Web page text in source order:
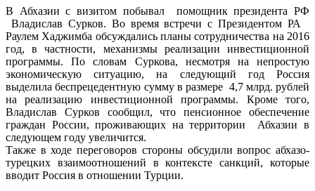
В Абхазии с визитом побывал помощник президента РФ
Владислав Сурков. Во время встречи с Президентом РА
Раулем Хаджимба обсуждались планы сотрудничества на 2016
год, в частности, механизмы реализации инвестиционной
программы. По словам Суркова, несмотря на непростую
экономическую ситуацию, на следующий год Россия
выделила беспрецедентную сумму в размере 4,7 млрд. рублей
на реализацию инвестиционной программы. Кроме того,
Владислав Сурков сообщил, что пенсионное обеспечение
граждан России, проживающих на территории Абхазии в
следующем году увеличится.
Также в ходе переговоров стороны обсудили вопрос абхазо-
турецких взаимоотношений в контексте санкций, которые
вводит Россия в отношении Турции.